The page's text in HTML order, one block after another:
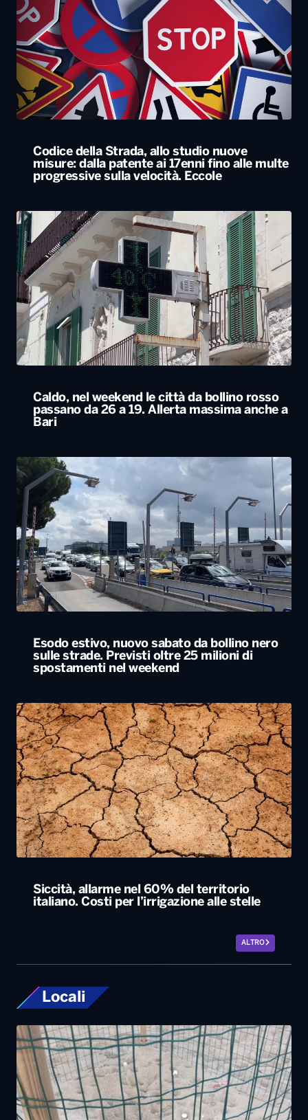
Codice della Strada, allo studio nuove
misure: dalla patente ai 17enni fino alle multe
progressive sulla velocità. Eccole
Caldo, nel weekend le città da bollino rosso
passano da 26 a 19. Allerta massima anche a
Bari
Esodo estivo, nuovo sabato da bollino nero
sulle strade. Previsti oltre 25 milioni di
spostamenti nel weekend
Siccità, allarme nel 60% del territorio
italiano. Costi per l’irrigazione alle stelle
ALTRO
Locali